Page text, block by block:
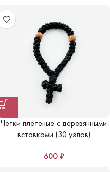
Четки плетеные с деревянными
вставками (30 узлов)
600 ₽